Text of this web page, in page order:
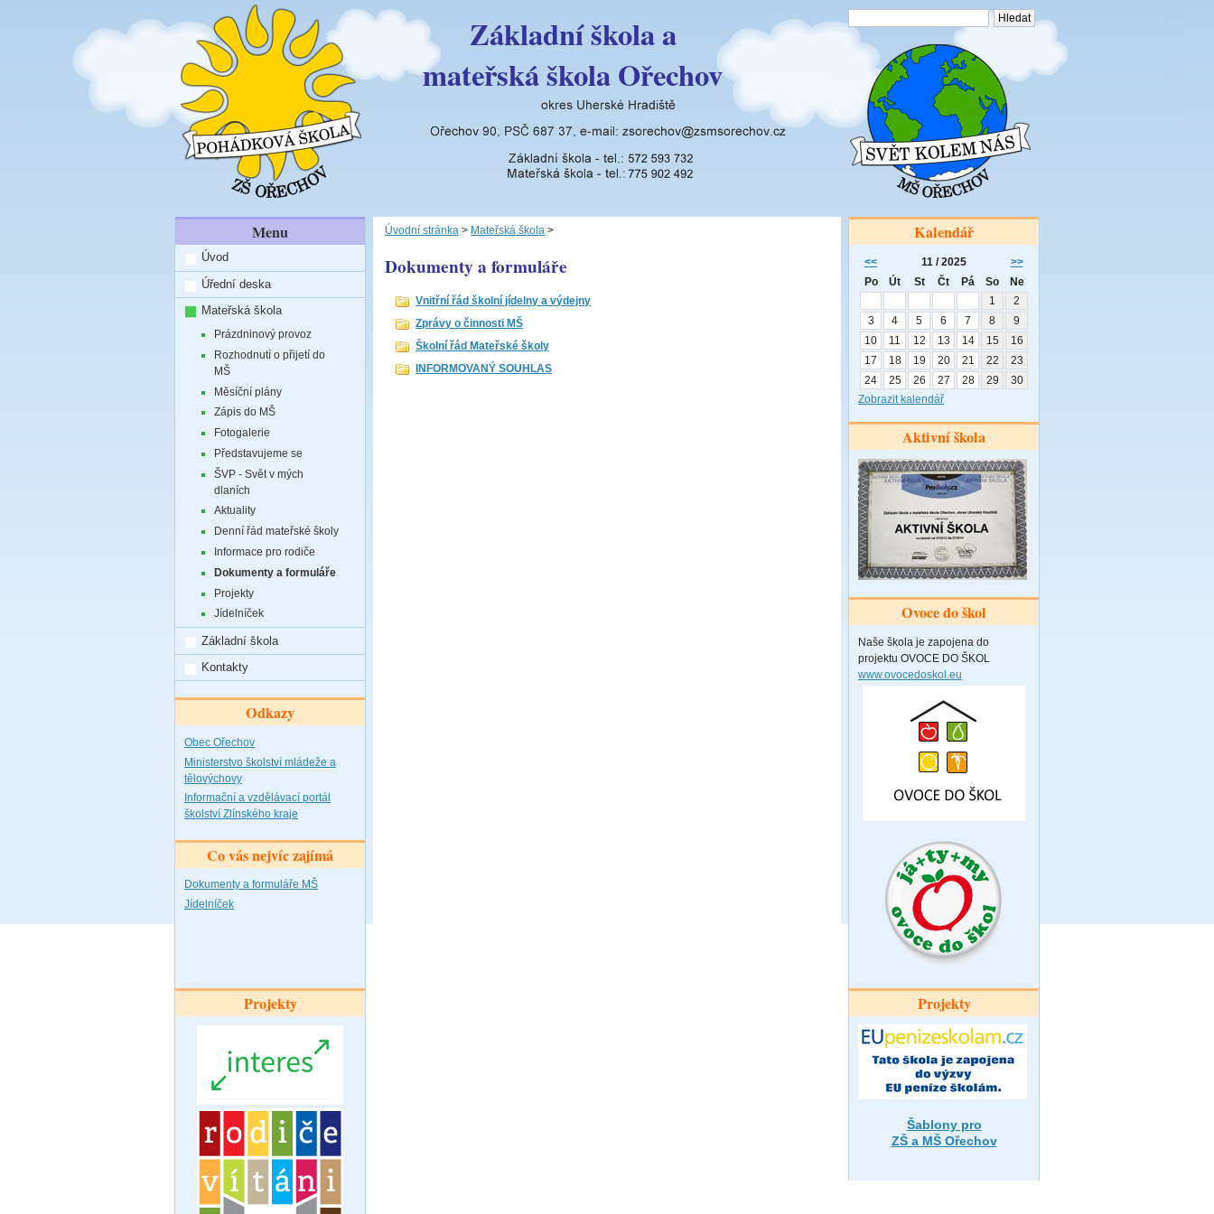
Základní škola a
mateřská škola Ořechov
Kalendář
<< 11 / 2025
>>
Po
Út St Čt Pá So
Ne
1
2
3
4 5 6 7 8
9
10
11 12 13 14 15
16
17
18 19 20 21 22
23
24
25 26 27 28 29
30
Zobrazit kalendář
Aktivní škola
Ovoce do škol
Naše škola je zapojena do
projektu OVOCE DO ŠKOL
www.ovocedoskol.eu
Projekty
Šablony pro
ZŠ a MŠ Ořechov
Menu
Úvod
Úřední deska
Mateřská škola
Prázdninový provoz
Rozhodnutí o přijetí do
MŠ
Měsíční plány
Zápis do MŠ
Fotogalerie
Představujeme se
ŠVP - Svět v mých
dlaních
Aktuality
Denní řád mateřské školy
Informace pro rodiče
Dokumenty a formuláře
Projekty
Jídelníček
Základní škola
Kontakty
Odkazy
Obec Ořechov
Ministerstvo školství mládeže a
tělovýchovy
Informační a vzdělávací portál
školství Zlínského kraje
Co vás nejvíc zajímá
Dokumenty a formuláře MŠ
Jídelníček
Projekty
Úvodní stránka > Mateřská škola >
Dokumenty a formuláře
Vnitřní řád školní jídelny a výdejny
Zprávy o činnosti MŠ
Školní řád Mateřské školy
INFORMOVANÝ SOUHLAS